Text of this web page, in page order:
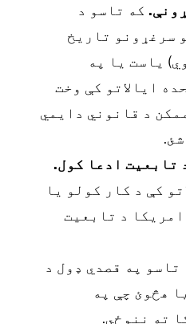
که تاسو د
تاریخ
یا په
کې وخت
د قانوني دایمي
ادعا کول.
د کار کولو یا
د تابعیت
په قصدي ډول د
چې په
ننوځي.